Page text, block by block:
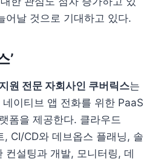
어날 것으로 기대하고 있다.
’
원 전문 자회사인 쿠버릭스는
이티브 앱 전화를 위한 PaaS
폼을 제공한다. 클라우드
, CI/CD와 데브옵스 플래닝, 솔
컨설팅과 개발, 모니터링, 데